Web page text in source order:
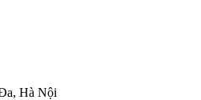
Hà Nội